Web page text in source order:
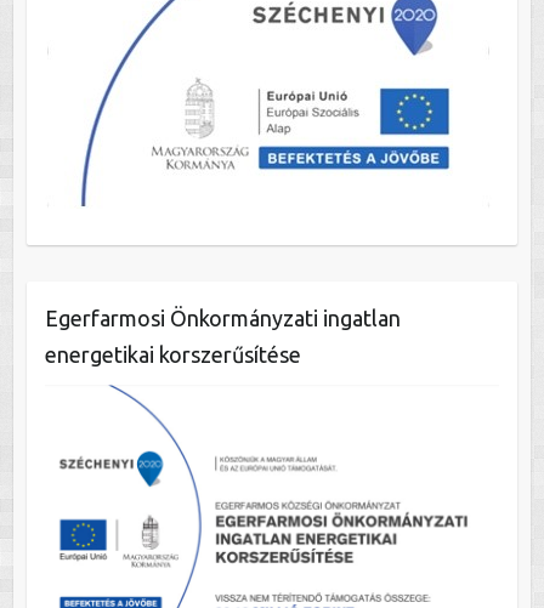
Egerfarmosi Önkormányzati ingatlan
energetikai korszerűsítése